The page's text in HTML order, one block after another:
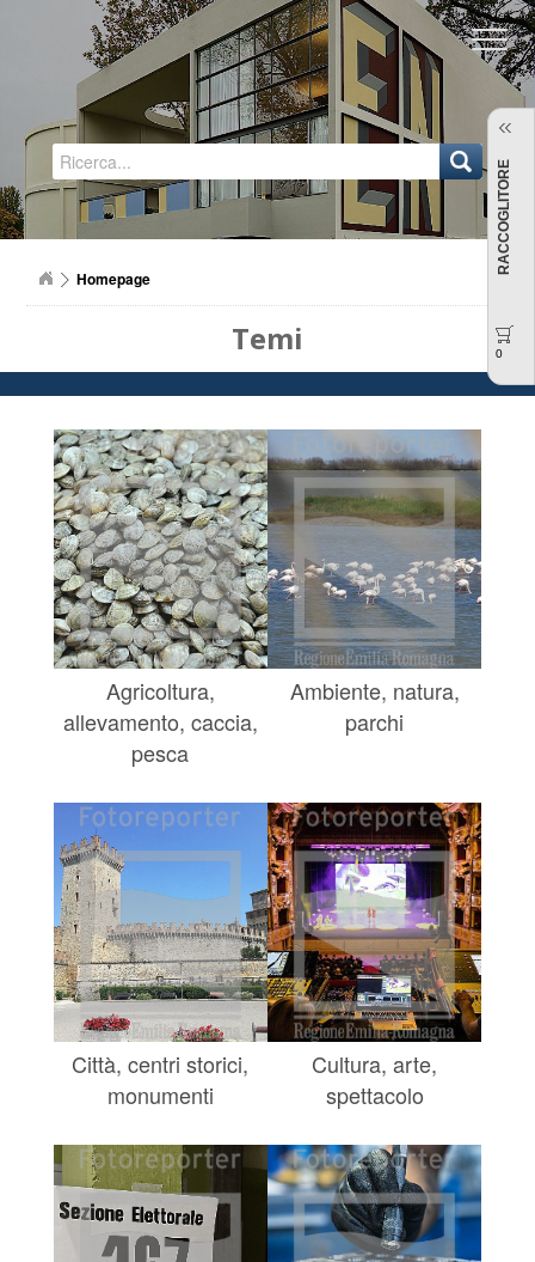
Regione Emilia-Romagna
Homepage
Temi
Agricoltura,
allevamento, caccia,
pesca
Ambiente, natura,
parchi
Città, centri storici,
monumenti
Cultura, arte,
spettacolo
RACCOGLITORE
0